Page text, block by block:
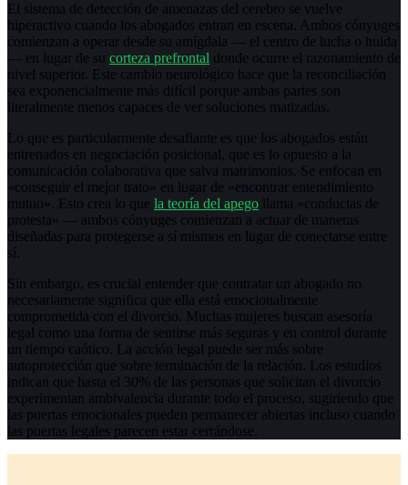
El sistema de detección de amenazas del cerebro se vuelve
hiperactivo cuando los abogados entran en escena. Ambos cónyuges
comienzan a operar desde su amígdala — el centro de lucha o huida
— en lugar de su corteza prefrontal donde ocurre el razonamiento de
nivel superior. Este cambio neurológico hace que la reconciliación
sea exponencialmente más difícil porque ambas partes son
literalmente menos capaces de ver soluciones matizadas.
Lo que es particularmente desafiante es que los abogados están
entrenados en negociación posicional, que es lo opuesto a la
comunicación colaborativa que salva matrimonios. Se enfocan en
«conseguir el mejor trato» en lugar de «encontrar entendimiento
mutuo». Esto crea lo que la teoría del apego llama «conductas de
protesta» — ambos cónyuges comienzan a actuar de maneras
diseñadas para protegerse a sí mismos en lugar de conectarse entre
sí.
Sin embargo, es crucial entender que contratar un abogado no
necesariamente significa que ella está emocionalmente
comprometida con el divorcio. Muchas mujeres buscan asesoría
legal como una forma de sentirse más seguras y en control durante
un tiempo caótico. La acción legal puede ser más sobre
autoprotección que sobre terminación de la relación. Los estudios
indican que hasta el 30% de las personas que solicitan el divorcio
experimentan ambivalencia durante todo el proceso, sugiriendo que
las puertas emocionales pueden permanecer abiertas incluso cuando
las puertas legales parecen estar cerrándose.